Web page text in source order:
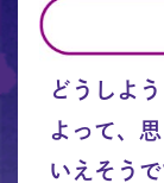
どうしよ
よって、
いえそう